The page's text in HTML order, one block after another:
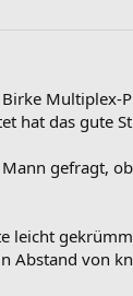
Multiplex-
hat das gute
gefragt,
leicht
Abstand von